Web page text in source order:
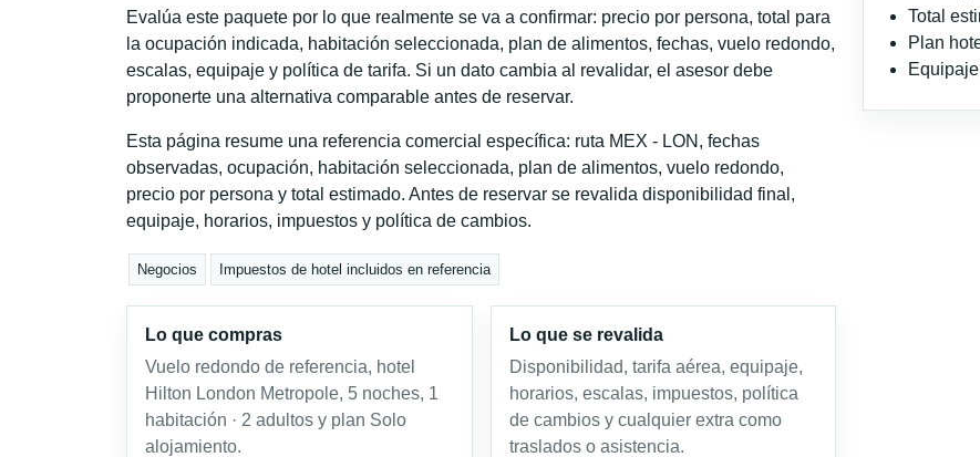
Evalúa este paquete por lo que realmente se va a confirmar: precio por persona, total para
la ocupación indicada, habitación seleccionada, plan de alimentos, fechas, vuelo redondo,
escalas, equipaje y política de tarifa. Si un dato cambia al revalidar, el asesor debe
proponerte una alternativa comparable antes de reservar.
Esta página resume una referencia comercial específica: ruta MEX - LON, fechas
observadas, ocupación, habitación seleccionada, plan de alimentos, vuelo redondo,
precio por persona y total estimado. Antes de reservar se revalida disponibilidad final,
equipaje, horarios, impuestos y política de cambios.
Negocios Impuestos de hotel incluidos en referencia
Lo que compras
Vuelo redondo de referencia, hotel
Hilton London Metropole, 5 noches, 1
habitación · 2 adultos y plan Solo
alojamiento.
Lo que se revalida
Disponibilidad, tarifa aérea, equipaje,
horarios, escalas, impuestos, política
de cambios y cualquier extra como
traslados o asistencia.
Total
Plan